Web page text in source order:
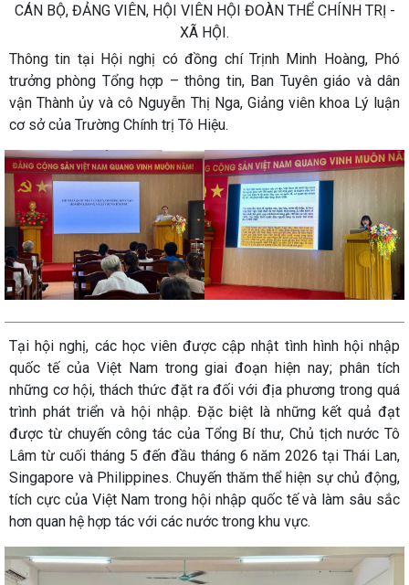
CÁN BỘ, ĐẢNG VIÊN, HỘI VIÊN HỘI ĐOÀN THỂ CHÍNH TRỊ -
XÃ HỘI.
​Thông tin tại Hội nghị có đồng chí Trịnh Minh Hoàng, Phó
trưởng phòng Tổng hợp – thông tin, Ban Tuyên giáo và dân
vận Thành ủy và cô Nguyễn Thị Nga, Giảng viên khoa Lý luận
cơ sở của Trường Chính trị Tô Hiệu.
Tại hội nghị, các học viên được cập nhật tình hình hội nhập
quốc tế của Việt Nam trong giai đoạn hiện nay; phân tích
những cơ hội, thách thức đặt ra đối với địa phương trong quá
trình phát triển và hội nhập. Đặc biệt là những kết quả đạt
được từ chuyến công tác của Tổng Bí thư, Chủ tịch nước Tô
Lâm từ cuối tháng 5 đến đầu tháng 6 năm 2026 tại Thái Lan,
Singapore và Philippines. Chuyến thăm thể hiện sự chủ động,
tích cực của Việt Nam trong hội nhập quốc tế và làm sâu sắc
hơn quan hệ hợp tác với các nước trong khu vực.